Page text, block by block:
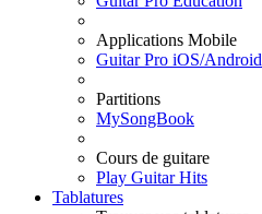
Applications Mobile
Guitar Pro iOS/Android
Partitions
MySongBook
Cours de guitare
Play Guitar Hits
Tablatures